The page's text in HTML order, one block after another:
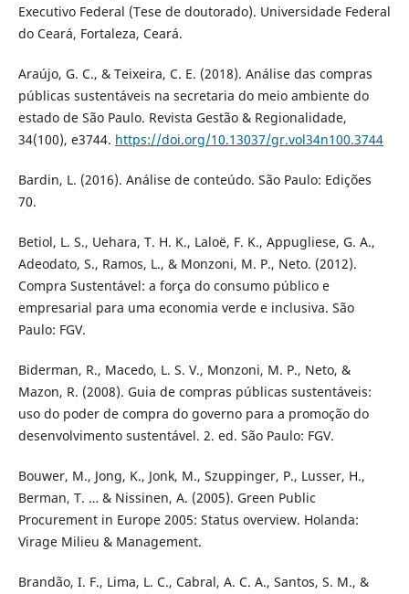
Executivo Federal (Tese de doutorado). Universidade Federal
do Ceará, Fortaleza, Ceará.
Araújo, G. C., & Teixeira, C. E. (2018). Análise das compras
públicas sustentáveis na secretaria do meio ambiente do
estado de São Paulo. Revista Gestão & Regionalidade,
34(100), e3744. https://doi.org/10.13037/gr.vol34n100.3744
Bardin, L. (2016). Análise de conteúdo. São Paulo: Edições
70.
Betiol, L. S., Uehara, T. H. K., Laloë, F. K., Appugliese, G. A.,
Adeodato, S., Ramos, L., & Monzoni, M. P., Neto. (2012).
Compra Sustentável: a força do consumo público e
empresarial para uma economia verde e inclusiva. São
Paulo: FGV.
Biderman, R., Macedo, L. S. V., Monzoni, M. P., Neto, &
Mazon, R. (2008). Guia de compras públicas sustentáveis:
uso do poder de compra do governo para a promoção do
desenvolvimento sustentável. 2. ed. São Paulo: FGV.
Bouwer, M., Jong, K., Jonk, M., Szuppinger, P., Lusser, H.,
Berman, T. … & Nissinen, A. (2005). Green Public
Procurement in Europe 2005: Status overview. Holanda:
Virage Milieu & Management.
Brandão, I. F., Lima, L. C., Cabral, A. C. A., Santos, S. M., &